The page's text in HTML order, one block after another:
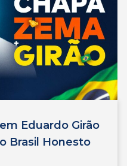
Eduardo Girão
Brasil Honesto